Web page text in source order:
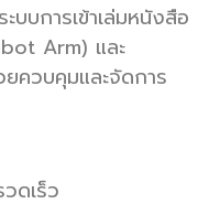
บการเข้าเล่มหนังสือ
Arm) และ
ควบคุมและจัดการ
ดเร็ว